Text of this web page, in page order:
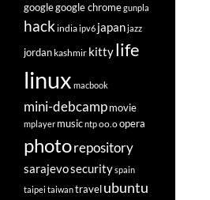
googlegoogle chromegunpla
hackindiaipv6 japanjazz
jordankashmir kittylife
linux macbook
mini-debcampmovie
mplayer musicntpoo.oopera
photorepository
sarajevosecurityspain
taipei taiwantravelubuntu